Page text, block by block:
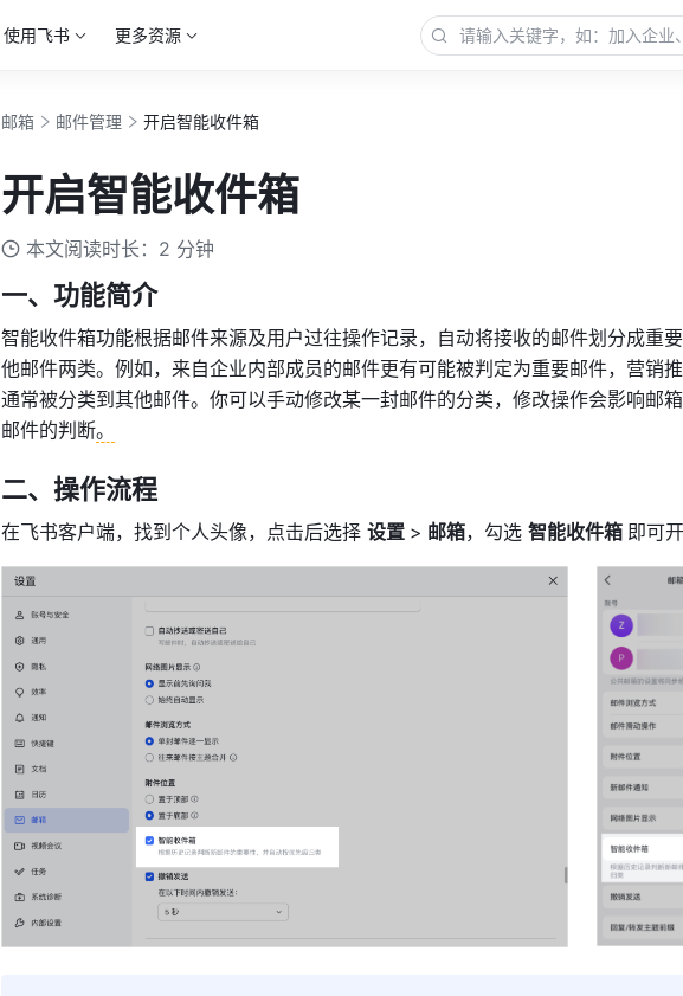
使用飞书 更多资源
邮箱 邮件管理 开启智能收件箱
开启智能收件箱
本文阅读时长：2 分钟
一、功能简介
智能收件箱功能根据邮件来源及用户过往操作记录，自动将接收的邮件划分成重
他邮件两类。例如，来自企业内部成员的邮件更有可能被判定为重要邮件，营销
通常被分类到其他邮件。你可以手动修改某一封邮件的分类，修改操作会影响邮
邮件的判断。
二、操作流程
在飞书客户端，找到个人头像，点击后选择 设置 > 邮箱，勾选 智能收件箱 即可